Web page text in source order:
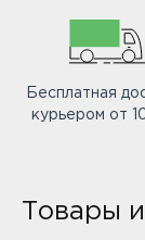
Бесплатная
курьером от
Товары